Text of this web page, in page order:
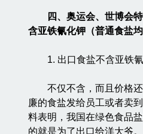
四、奥运会、世博会
含亚铁氰化钾（普通食盐
1. 出口食盐不含亚铁氰
不仅不含，而且价格还
廉的食盐发给员工或者卖
料表明，我国在绿色食品
的就是为了出口给洋大爷。